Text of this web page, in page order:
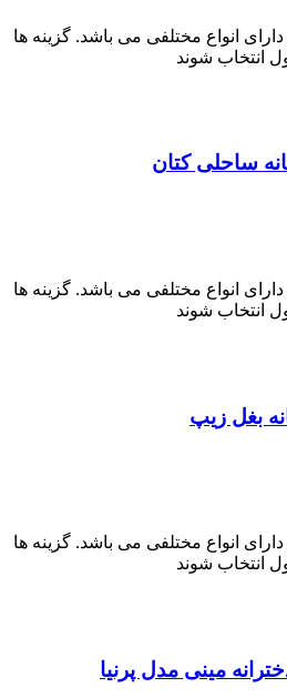
انواع مختلفی می باشد. گزینه ها
شوند
انواع مختلفی می باشد. گزینه ها
شوند
انواع مختلفی می باشد. گزینه ها
شوند